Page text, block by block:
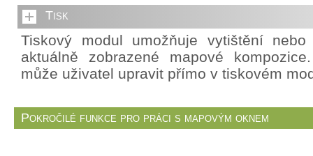
Tisk
Tiskový modul umožňuje vytištění
aktuálně zobrazené mapové
může uživatel upravit přímo v tiskovém
Pokročilé funkce pro práci s mapovým oknem